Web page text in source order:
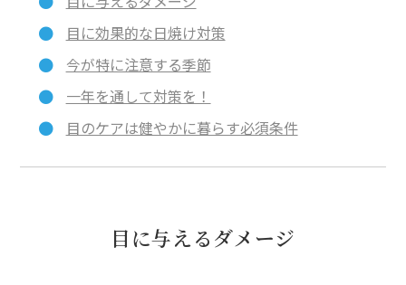
目に効果的な日焼け対策
今が特に注意する季節
一年を通して対策を！
目のケアは健やかに暮らす必須条件
目に与えるダメージ